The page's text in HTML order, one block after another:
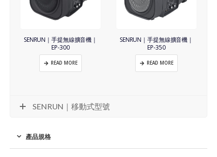
SENRUN｜手提無線擴音機｜
EP-300
READ MORE
SENRUN｜手提無線擴音機｜
EP-350
READ MORE
SENRUN｜移動式型號
產品規格